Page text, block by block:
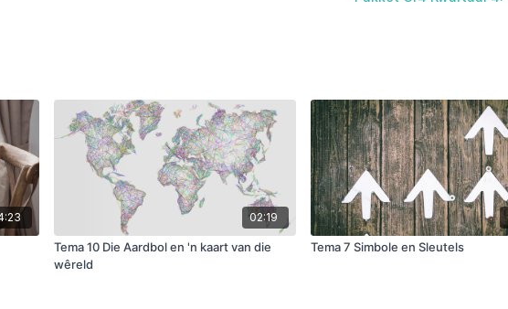
02:19
Tema 10 Die Aardbol en 'n kaart van die
wêreld
Tema 7 Simbole en Sleutels